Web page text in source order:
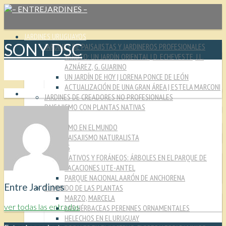
JARDINES URUGUAYOS
JARDINES DE PAISAJISTAS Y JARDINEROS PROFESIONALES
YARUTO: UN JARDÍN ORIENTAL | D. ECHEVESTE, J.L.
AZNÁREZ, G. GUARINO
UN JARDÍN DE HOY | LORENA PONCE DE LEÓN
ACTUALIZACIÓN DE UNA GRAN ÁREA | ESTELA MARCONI
JARDINES DE CREADORES NO PROFESIONALES
PAISAJISMO CON PLANTAS NATIVAS
PAISAJISMO EN EL MUNDO
PAISAJISMO NATURALISTA
MIRADAS
NATIVOS Y FORÁNEOS: ÁRBOLES EN EL PARQUE DE
VACACIONES UTE-ANTEL
PARQUE NACIONAL AARÓN DE ANCHORENA
EL MUNDO DE LAS PLANTAS
MARZO, MARCELA
LAS HÉRBACEAS PERENNES ORNAMENTALES
HELECHOS EN EL URUGUAY
SONY DSC
Entre Jardines
ver todas las entradas